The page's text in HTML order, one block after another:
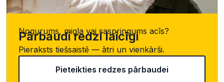
Nogurums, migla vai saspringums acīs?
Pārbaudi redzi laicīgi
Pieraksts tiešsaistē — ātri un vienkārši.
Pieteikties redzes pārbaudei